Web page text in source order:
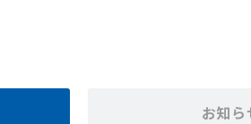
お知ら